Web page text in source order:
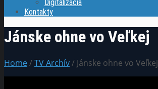
Digitalizácia
Kontakty
Jánske ohne vo Veľkej
Home/TV Archív/ Jánske ohne vo Veľkej